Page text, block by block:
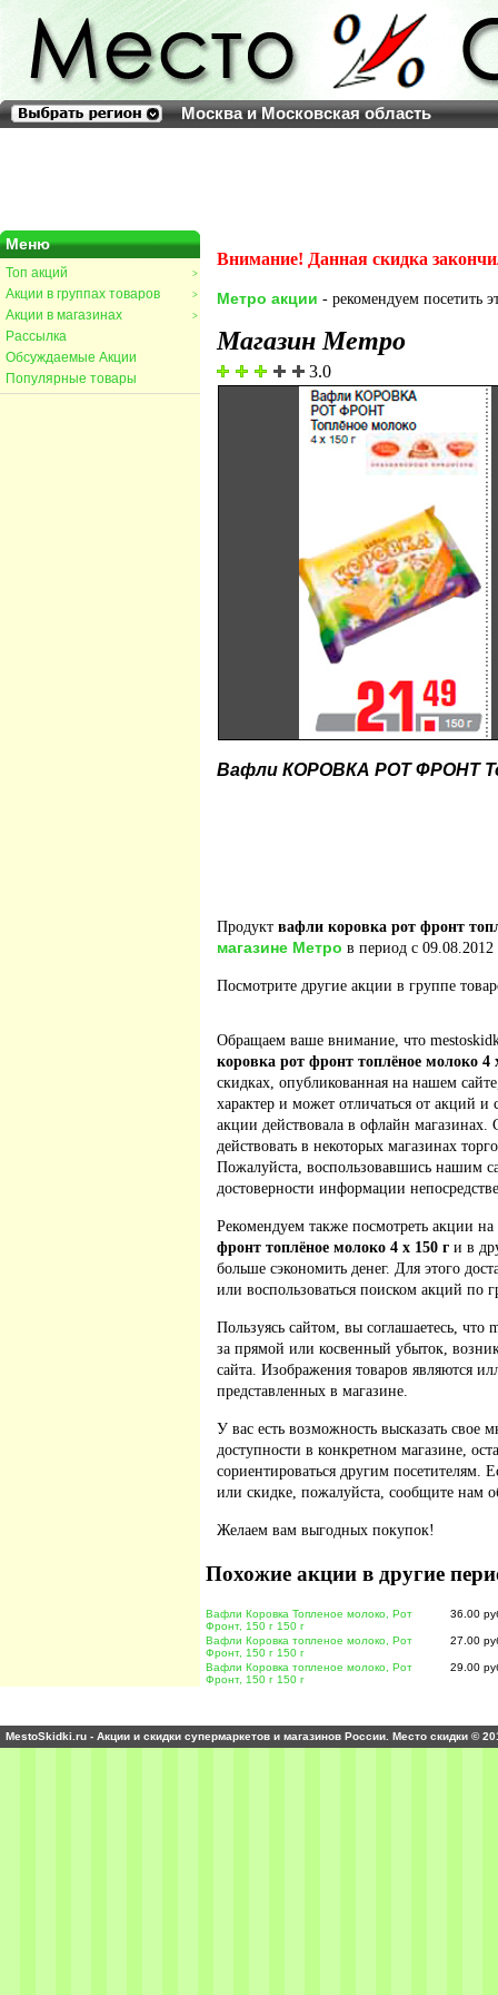
Москва и Московская область
Меню
>
Топ акций
>
Акции в группах товаров
>
Акции в магазинах
Рассылка
Обсуждаемые Акции
Популярные товары
Внимание! Данная скидка
Метро акции - рекомендуем посетить
Магазин Метро
3.0
Вафли КОРОВКА РОТ ФРОНТ
Продукт вафли коровка рот фронт
магазине Метро в период с
Посмотрите другие акции в группе
Обращаем ваше внимание, что
коровка рот фронт топлёное молоко 4
скидках, опубликованная на нашем
характер и может отличаться от акций и
акции действовала в офлайн магазинах.
действовать в некоторых магазинах
Пожалуйста, воспользовавшись нашим
достоверности информации
Рекомендуем также посмотреть акции
фронт топлёное молоко 4 х 150 г и в
больше сэкономить денег. Для этого
или воспользоваться поиском акций по
Пользуясь сайтом, вы соглашаетесь, что
за прямой или косвенный убыток,
сайта. Изображения товаров являются
представленных в магазине.
У вас есть возможность высказать свое
доступности в конкретном магазине,
сориентироваться другим
или скидке, пожалуйста, сообщите нам
Желаем вам выгодных покупок!
Похожие акции в другие
Вафли Коровка Топленое молоко, Рот
Фронт, 150 г 150 г
36.00
Вафли Коровка топленое молоко, Рот
Фронт, 150 г 150 г
27.00
Вафли Коровка топленое молоко, Рот
Фронт, 150 г 150 г
29.00
MestoSkidki.ru - Акции и скидки супермаркетов и магазинов России. Место скидки ©